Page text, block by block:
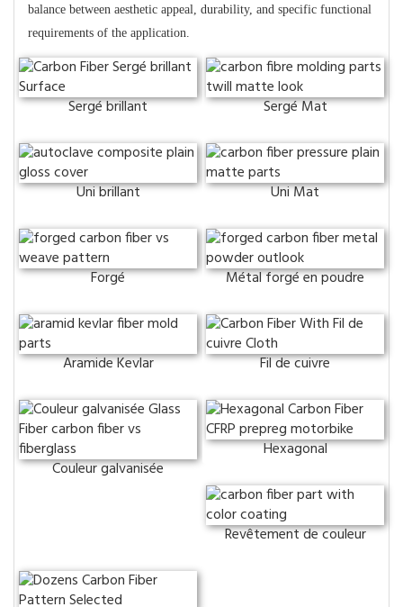
balance between aesthetic appeal, durability, and specific functional
requirements of the application.
Sergé brillant Sergé Mat
Uni brillant Uni Mat
Forgé Métal forgé en poudre
Aramide Kevlar Fil de cuivre
Couleur galvanisée
Hexagonal
Revêtement de couleur